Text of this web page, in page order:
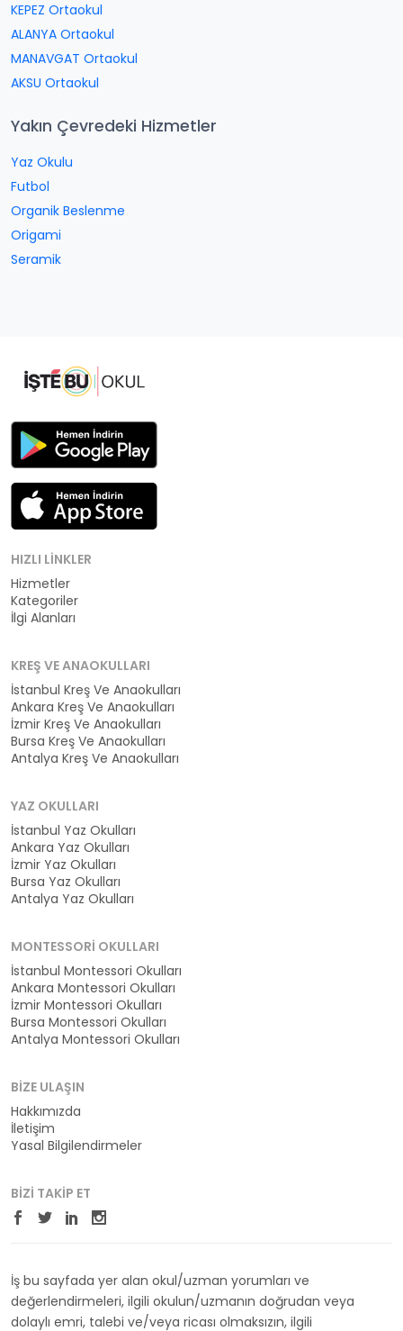
KEPEZ Ortaokul
ALANYA Ortaokul
MANAVGAT Ortaokul
AKSU Ortaokul
Yakın Çevredeki Hizmetler
Yaz Okulu
Futbol
Organik Beslenme
Origami
Seramik
HIZLI LINKLER
Hizmetler
Kategoriler
İlgi Alanları
KREŞ VE ANAOKULLARI
İstanbul Kreş Ve Anaokulları
Ankara Kreş Ve Anaokulları
İzmir Kreş Ve Anaokulları
Bursa Kreş Ve Anaokulları
Antalya Kreş Ve Anaokulları
YAZ OKULLARI
İstanbul Yaz Okulları
Ankara Yaz Okulları
İzmir Yaz Okulları
Bursa Yaz Okulları
Antalya Yaz Okulları
MONTESSORI OKULLARI
İstanbul Montessori Okulları
Ankara Montessori Okulları
İzmir Montessori Okulları
Bursa Montessori Okulları
Antalya Montessori Okulları
BIZE ULAŞIN
Hakkımızda
İletişim
Yasal Bilgilendirmeler
BIZI TAKIP ET
İş bu sayfada yer alan okul/uzman yorumları ve
değerlendirmeleri, ilgili okulun/uzmanın doğrudan veya
dolaylı emri, talebi ve/veya ricası olmaksızın, ilgili